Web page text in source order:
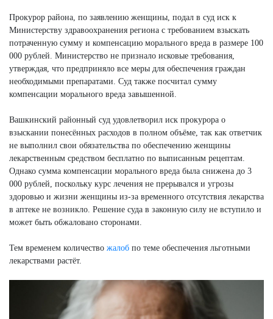
Прокурор района, по заявлению женщины, подал в суд иск к
Министерству здравоохранения региона с требованием взыскать
потраченную сумму и компенсацию морального вреда в размере 100
000 рублей. Министерство не признало исковые требования,
утверждая, что предприняло все меры для обеспечения граждан
необходимыми препаратами. Суд также посчитал сумму
компенсации морального вреда завышенной.
Вашкинский районный суд удовлетворил иск прокурора о
взыскании понесённых расходов в полном объёме, так как ответчик
не выполнил свои обязательства по обеспечению женщины
лекарственным средством бесплатно по выписанным рецептам.
Однако сумма компенсации морального вреда была снижена до 3
000 рублей, поскольку курс лечения не прерывался и угрозы
здоровью и жизни женщины из-за временного отсутствия лекарства
в аптеке не возникло. Решение суда в законную силу не вступило и
может быть обжаловано сторонами.
Тем временем количество жалоб по теме обеспечения льготными
лекарствами растёт.